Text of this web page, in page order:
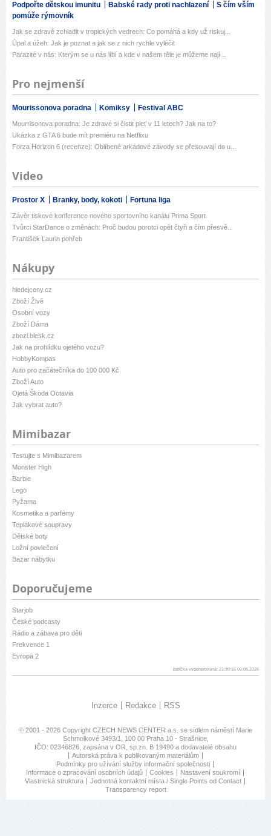
Podpořte dětskou imunitu Babské rady proti nachlazení
S čím vším
pomůže rýmovník
Jak se zdravě zchladit v tropických vedrech: Co pomáhá a kdy už riskuj...
Úpal a úžeh: Jak je poznat a jak se z nich rychle vyléčit
Parazité v nás: Kterým se u nás líbí a kde v našem těle je můžeme nají...
Pro nejmenší
Mourissonova poradna Komiksy Festival ABC
Mourrisonova poradna: Je zdravé si čistit pleť v 11 letech? Jak na to?
Ukázka z GTA 6 bude mít premiéru na Netflixu
Forza Horizon 6 (recenze): Oblíbené arkádové závody se přesouvají do u...
Video
Prostor X Branky, body, kokoti Fortuna liga
Závěr tiskové konference nového sportovního kanálu Prima Sport
Tvůrci StarDance o změnách: Proč budou porotci opět čtyři a čím přesvě...
František Laurin pohřeb
Nákupy
hledejceny.cz
Zboží Živě
Osobní vozy
Zboží Dáma
zbozi.blesk.cz
Jak na prohlídku ojetého vozu?
HobbyKompas
Auto pro začátečníka do 100 000 Kč
Zboží Auto
Ojetá Škoda Octavia
Jak vybrat auto?
Mimibazar
Testujte s Mimibazarem
Monster High
Barbie
Lego
Pyžama
Kosmetika a parfémy
Teplákové soupravy
Dětské boty
Ložní povlečení
Bazar nábytku
Doporučujeme
Starjob
České podcasty
Rádio a zábava pro děti
Frekvence 1
Evropa 2
patička vygenerovaná: 21:30:16 06.08.2026
Inzerce Redakce RSS
© 2001 - 2026 Copyright CZECH NEWS CENTER a.s. se sídlem náměstí Marie
Schmolkové 3493/1, 100 00 Praha 10 - Strašnice,
IČO: 02346826, zapsána v OR, sp.zn. B 19490 a dodavatelé obsahu
Autorská práva k publikovaným materiálům
Podmínky pro užívání služby informační společnosti
Informace o zpracování osobních údajů
Cookies
Nastavení soukromí
Vlastnická struktura
Jednotná kontaktní místa / Single Points od Contact
Transparency report